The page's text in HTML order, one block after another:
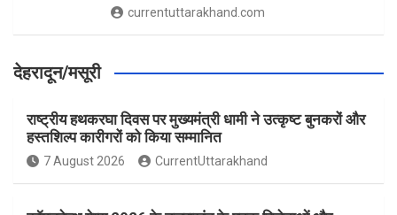
currentuttarakhand.com
देहरादून/मसूरी
राष्ट्रीय हथकरघा दिवस पर मुख्यमंत्री धामी ने उत्कृष्ट बुनकरों और
हस्तशिल्प कारीगरों को किया सम्मानित
7 August 2026 CurrentUttarakhand